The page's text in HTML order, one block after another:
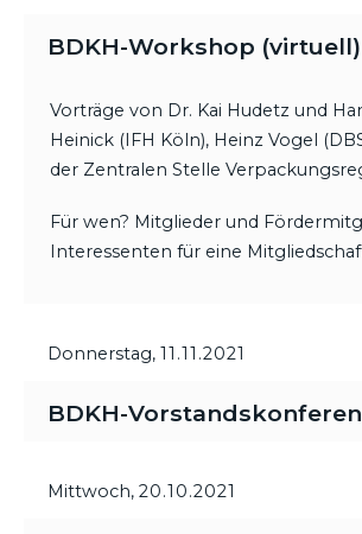
BDKH-Workshop (virtuell)
Vorträge von Dr. Kai Hudetz und
Heinick (IFH Köln), Heinz Vogel
der Zentralen Stelle
Für wen? Mitglieder und
Interessenten für eine
Donnerstag, 11.11.2021
BDKH-
Mittwoch, 20.10.2021